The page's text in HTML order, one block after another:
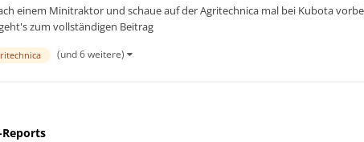
einem Minitraktor und schaue auf der Agritechnica mal bei Kubota
zum vollständigen Beitrag
(und 6 weitere)